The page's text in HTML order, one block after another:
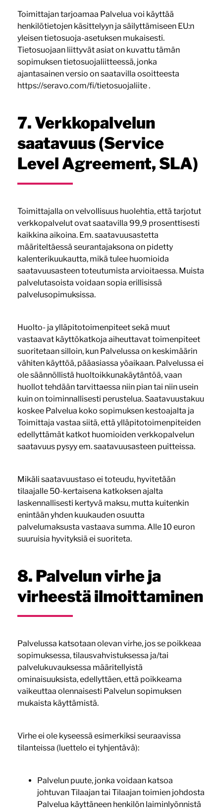
Toimittajan tarjoamaa Palvelua voi käyttää
henkilötietojen käsittelyyn ja säilyttämiseen EU:n
yleisen tietosuoja-asetuksen mukaisesti.
Tietosuojaan liittyvät asiat on kuvattu tämän
sopimuksen tietosuojaliitteessä, jonka
ajantasainen versio on saatavilla osoitteesta
https://seravo.com/fi/tietosuojaliite .
7. Verkkopalvelun
saatavuus (Service
Level Agreement, SLA)
Toimittajalla on velvollisuus huolehtia, että tarjotut
verkkopalvelut ovat saatavilla 99,9 prosenttisesti
kaikkina aikoina. Em. saatavuusastetta
määriteltäessä seurantajaksona on pidetty
kalenterikuukautta, mikä tulee huomioida
saatavuusasteen toteutumista arvioitaessa. Muista
palvelutasoista voidaan sopia erillisissä
palvelusopimuksissa.
Huolto- ja ylläpitotoimenpiteet sekä muut
vastaavat käyttökatkoja aiheuttavat toimenpiteet
suoritetaan silloin, kun Palvelussa on keskimäärin
vähiten käyttöä, pääasiassa yöaikaan. Palvelussa ei
ole säännöllistä huoltoikkunakäytäntöä, vaan
huollot tehdään tarvittaessa niin pian tai niin usein
kuin on toiminnallisesti perustelua. Saatavuustakuu
koskee Palvelua koko sopimuksen kestoajalta ja
Toimittaja vastaa siitä, että ylläpitotoimenpiteiden
edellyttämät katkot huomioiden verkkopalvelun
saatavuus pysyy em. saatavuusasteen puitteissa.
Mikäli saatavuustaso ei toteudu, hyvitetään
tilaajalle 50-kertaisena katkoksen ajalta
laskennallisesti kertyvä maksu, mutta kuitenkin
enintään yhden kuukauden osuutta
palvelumaksusta vastaava summa. Alle 10 euron
suuruisia hyvityksiä ei suoriteta.
8. Palvelun virhe ja
virheestä ilmoittaminen
Palvelussa katsotaan olevan virhe, jos se poikkeaa
sopimuksessa, tilausvahvistuksessa ja/tai
palvelukuvauksessa määritellyistä
ominaisuuksista, edellyttäen, että poikkeama
vaikeuttaa olennaisesti Palvelun sopimuksen
mukaista käyttämistä.
Virhe ei ole kyseessä esimerkiksi seuraavissa
tilanteissa (luettelo ei tyhjentävä):
Palvelun puute, jonka voidaan katsoa
johtuvan Tilaajan tai Tilaajan toimien johdosta
Palvelua käyttäneen henkilön laiminlyönnistä